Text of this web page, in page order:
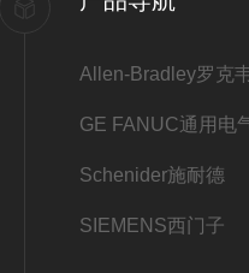
Allen-Bradley罗克
GE FANUC通用电
Schenider施耐德
SIEMENS西门子